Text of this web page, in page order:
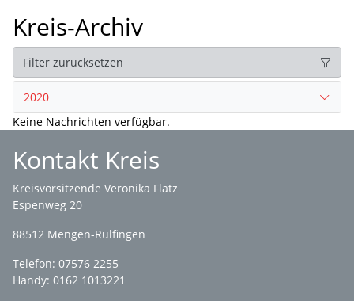
Kreis-Archiv
Filter zurücksetzen
2020
Keine Nachrichten verfügbar.
Kontakt Kreis
Kreisvorsitzende Veronika Flatz
Espenweg 20
88512 Mengen-Rulfingen
Telefon: 07576 2255
Handy: 0162 1013221